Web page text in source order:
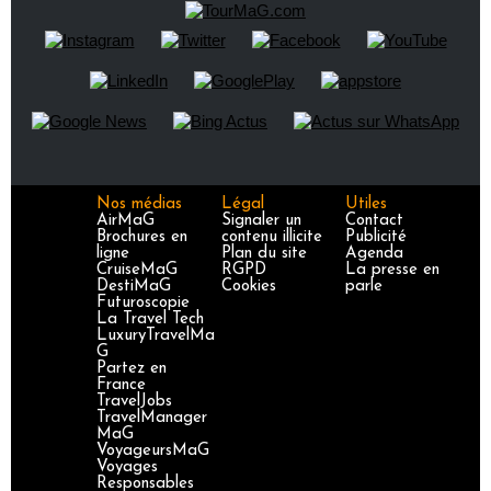
Nos médias
AirMaG
Brochures en
ligne
CruiseMaG
DestiMaG
Futuroscopie
La Travel Tech
LuxuryTravelMa
G
Partez en
France
TravelJobs
TravelManager
MaG
VoyageursMaG
Voyages
Responsables
Légal
Signaler un
contenu illicite
Plan du site
RGPD
Cookies
Utiles
Contact
Publicité
Agenda
La presse en
parle